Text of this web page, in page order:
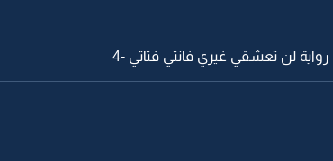
رواية لن تعشقي غيري فانتي فتاتي -4